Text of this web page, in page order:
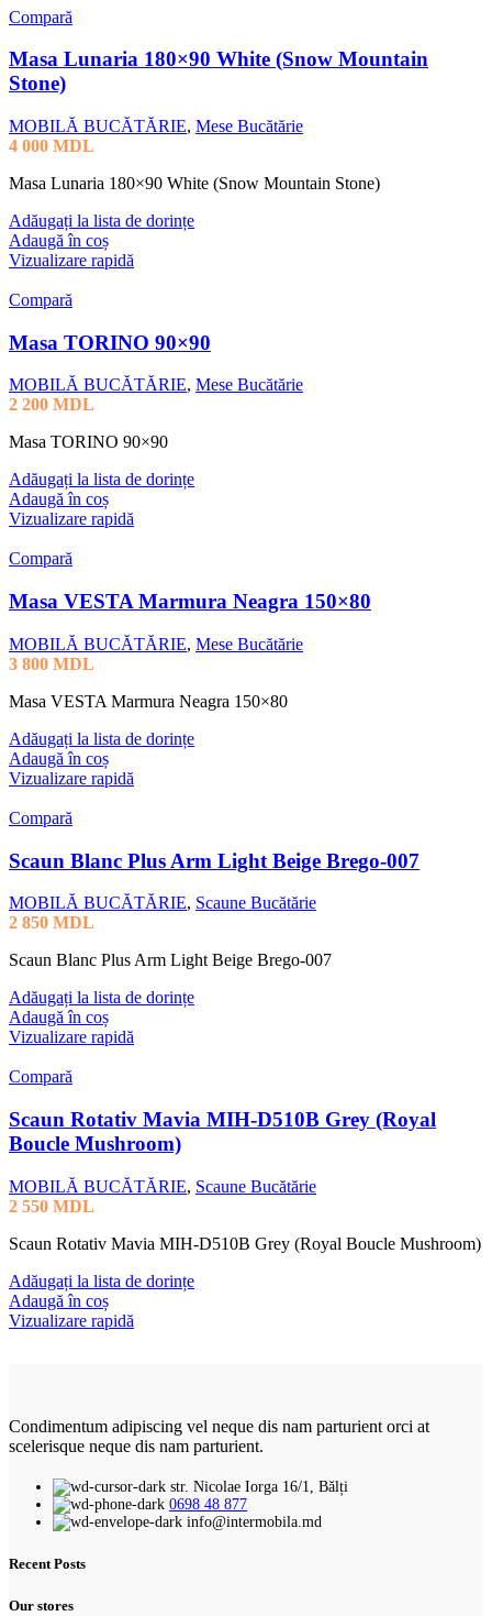
Compară
Masa Lunaria 180×90 White (Snow Mountain
Stone)
MOBILĂ BUCĂTĂRIE, Mese Bucătărie
4 000 MDL
Masa Lunaria 180×90 White (Snow Mountain Stone)
Adăugați la lista de dorințe
Adaugă în coș
Vizualizare rapidă
Compară
Masa TORINO 90×90
MOBILĂ BUCĂTĂRIE, Mese Bucătărie
2 200 MDL
Masa TORINO 90×90
Adăugați la lista de dorințe
Adaugă în coș
Vizualizare rapidă
Compară
Masa VESTA Marmura Neagra 150×80
MOBILĂ BUCĂTĂRIE, Mese Bucătărie
3 800 MDL
Masa VESTA Marmura Neagra 150×80
Adăugați la lista de dorințe
Adaugă în coș
Vizualizare rapidă
Compară
Scaun Blanc Plus Arm Light Beige Brego-007
MOBILĂ BUCĂTĂRIE, Scaune Bucătărie
2 850 MDL
Scaun Blanc Plus Arm Light Beige Brego-007
Adăugați la lista de dorințe
Adaugă în coș
Vizualizare rapidă
Compară
Scaun Rotativ Mavia MIH-D510B Grey (Royal
Boucle Mushroom)
MOBILĂ BUCĂTĂRIE, Scaune Bucătărie
2 550 MDL
Scaun Rotativ Mavia MIH-D510B Grey (Royal Boucle Mushroom)
Adăugați la lista de dorințe
Adaugă în coș
Vizualizare rapidă
Condimentum adipiscing vel neque dis nam parturient orci at
scelerisque neque dis nam parturient.
str. Nicolae Iorga 16/1, Bălți
0698 48 877
info@intermobila.md
Recent Posts
Our stores